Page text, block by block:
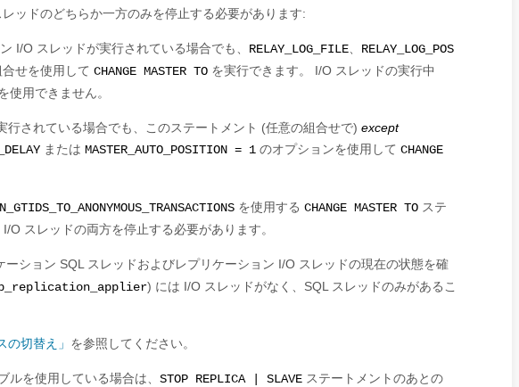
ッドのどちらか一方のみを停止する必要があります:
I/O スレッドが実行されている場合でも、 RELAY_LOG_FILE RELAY_LOG_POS
せを使用して CHANGE MASTER TO を実行できます。 I/O スレッドの実行中
使用できません。
行されている場合でも、このステートメント (任意の組合せで) except
または MASTER_AUTO_POSITION = 1 のオプションを使用して CHANGE
を使用する CHANGE MASTER TO ステ
スレッドの両方を停止する必要があります。
ーション SQL スレッドおよびレプリケーション I/O スレッドの現在の状態を確
) には I/O スレッドがなく、SQL スレッドのみがあるこ
切替え」 を参照してください。
を使用している場合は、 STOP REPLICA | SLAVE ステートメントのあとの